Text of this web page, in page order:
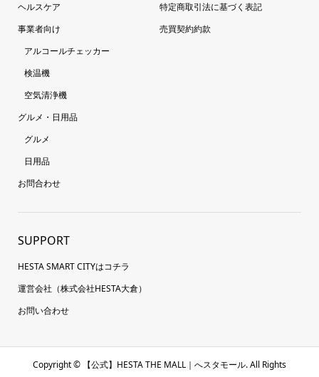
ヘルスケア
事業者向け
アルコールチェッカー
検温機
空気清浄機
グルメ・日用品
グルメ
日用品
お問合わせ
特定商取引法に基づく表記
売買契約約款
SUPPORT
HESTA SMART CITYはコチラ
運営会社（株式会社HESTA大倉）
お問い合わせ
Copyright © 【公式】HESTA THE MALL｜へスタモール. All Rights